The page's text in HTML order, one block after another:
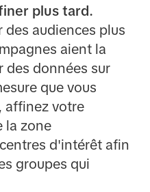
plus tard.
des audiences plus
aient la
des données sur
que vous
affinez votre
la zone
d'intérêt afin
groupes qui